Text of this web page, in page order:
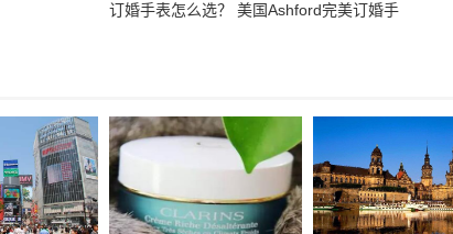
订婚手表怎么选？ 美国Ashford完美订婚手